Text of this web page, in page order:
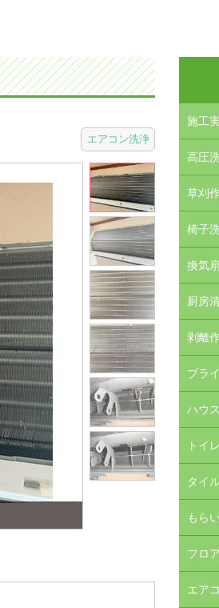
エアコン洗浄
施工
高圧
草刈
椅子
換気
厨房
剥離
ブラ
ハウ
トイ
タイ
もら
フロ
エア